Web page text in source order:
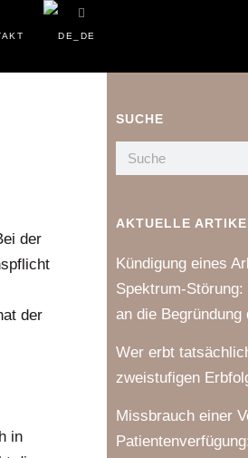
der
der
in
SUCHE
AKTUELLE
Kündigung eines
Spektrum-
an die Begründung
Wer erbt
zweistufigen
Missbrauch einer